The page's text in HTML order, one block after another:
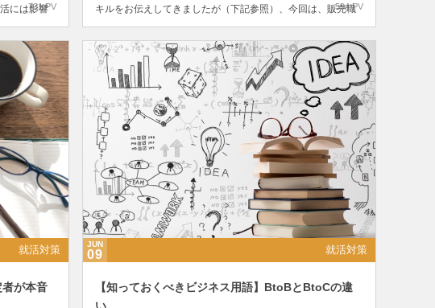
には影響
様々。しか
するので...
731 PV
キルをお伝えしてきましたが（下記参照）、今回は、販売職
に必要とされるスキルや素養について解説します！ 【就活生
必見】《営業職》に求められるスキル教えます！ 【就活生
必...
594 PV
就活対策
が本音
JUN
09 就活対策
【知っておくべきビジネス用語】BtoBとBtoCの違